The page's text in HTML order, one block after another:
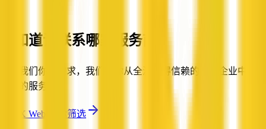
不知道该联系哪家服务商？
告诉我们你的需求，我们帮你从全澳值得信赖的认证企业中筛选
合适的服务商。
让 QX Web 帮你筛选